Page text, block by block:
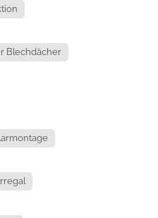
Blechdächer